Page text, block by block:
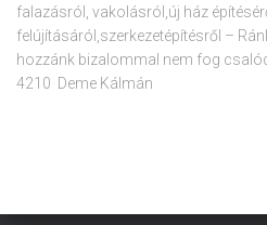
falazásról, vakolásról,új ház
felújításáról,szerkezetépítésről –
hozzánk bizalommal nem fog
4210 Deme Kálmán